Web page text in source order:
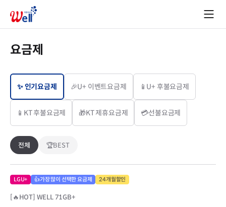
요금제
✨ 인기요금제 🎉U+ 이벤트요금제 📱U+ 후불요금제
📱KT 후불요금제 🎁KT 제휴요금제 💳선불요금제
전체 🏆BEST
LGU+ 👍가장 많이 선택한 요금제 24개월할인
[🔥HOT] WELL 71GB+